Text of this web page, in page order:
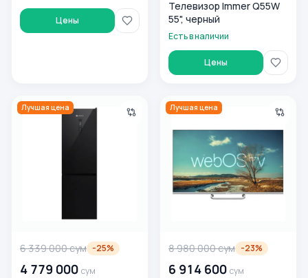
Цены
Телевизор Immer Q55W
55", черный
Есть в наличии
Цены
Холодильник Immer NF310 Black Glass
Лучшая цена
6 339 000сум -25%
4 779 000 сум
Телевизор Immer U65W2,
Лучшая цена
8 980 000сум -23%
6 914 600 сум